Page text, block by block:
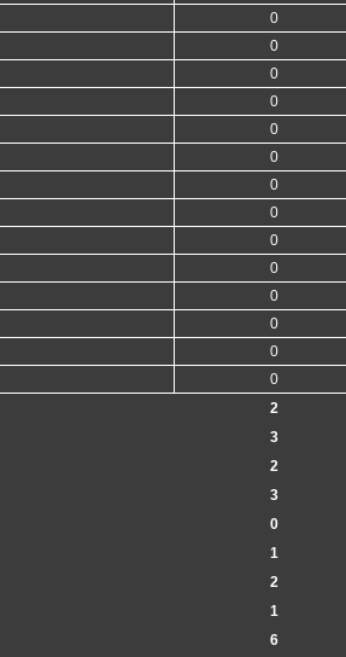
0
0
0
0
0
0
0
0
0
0
0
0
0
0
2
3
2
3
0
1
2
1
6